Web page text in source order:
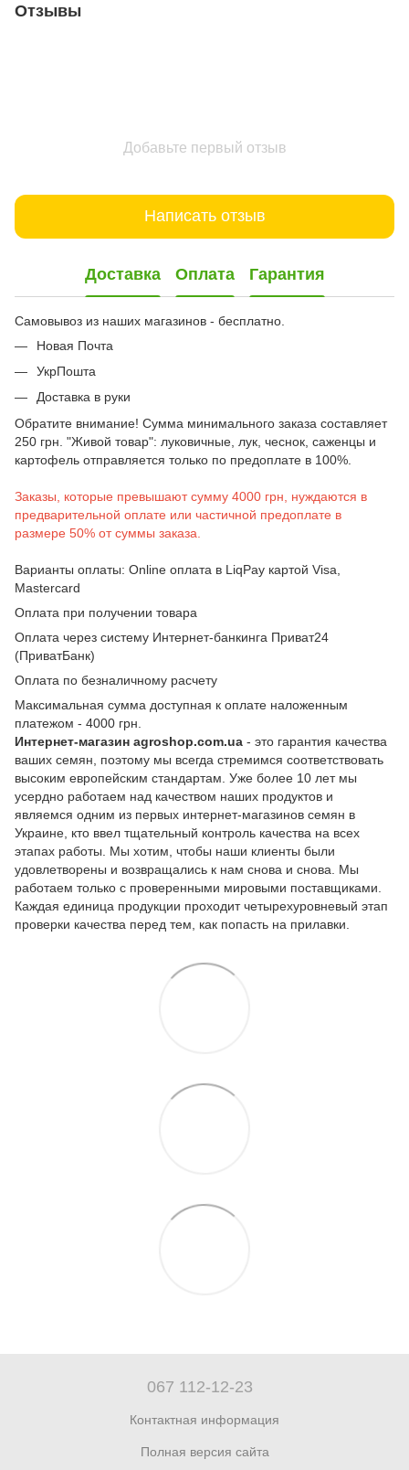
Отзывы
Добавьте первый отзыв
Написать отзыв
Доставка Оплата Гарантия
Самовывоз из наших магазинов - бесплатно.
Новая Почта
УкрПошта
Доставка в руки
Обратите внимание! Сумма минимального заказа составляет
250 грн. "Живой товар": луковичные, лук, чеснок, саженцы и
картофель отправляется только по предоплате в 100%.
Заказы, которые превышают сумму 4000 грн, нуждаются в
предварительной оплате или частичной предоплате в
размере 50% от суммы заказа.
Варианты оплаты: Online оплата в LiqPay картой Visa,
Mastercard
Оплата при получении товара
Оплата через систему Интернет-банкинга Приват24
(ПриватБанк)
Оплата по безналичному расчету
Максимальная сумма доступная к оплате наложенным
платежом - 4000 грн.
Интернет-магазин agroshop.com.ua - это гарантия качества
ваших семян, поэтому мы всегда стремимся соответствовать
высоким европейским стандартам. Уже более 10 лет мы
усердно работаем над качеством наших продуктов и
являемся одним из первых интернет-магазинов семян в
Украине, кто ввел тщательный контроль качества на всех
этапах работы. Мы хотим, чтобы наши клиенты были
удовлетворены и возвращались к нам снова и снова. Мы
работаем только с проверенными мировыми поставщиками.
Каждая единица продукции проходит четырехуровневый этап
проверки качества перед тем, как попасть на прилавки.
067 112-12-23
Контактная информация
Полная версия сайта